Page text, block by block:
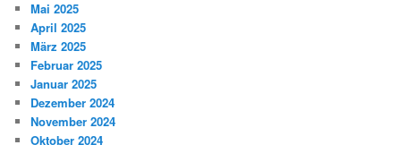
Mai 2025
April 2025
März 2025
Februar 2025
Januar 2025
Dezember 2024
November 2024
Oktober 2024